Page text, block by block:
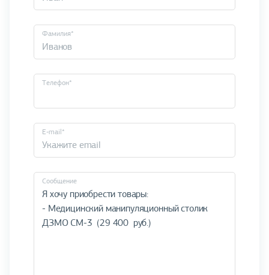
Фамилия*
Телефон*
E-mail*
Cообщение